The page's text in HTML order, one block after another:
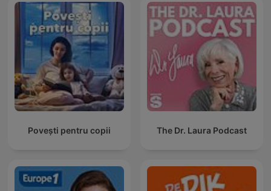
Povești pentru copii The Dr. Laura Podcast